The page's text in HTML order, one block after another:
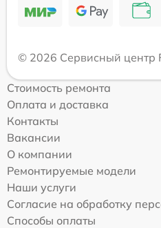
© 2026 Сервисный центр
Стоимость ремонта
Оплата и доставка
Контакты
Вакансии
О компании
Ремонтируемые модели
Наши услуги
Согласие на обработку
Способы оплаты